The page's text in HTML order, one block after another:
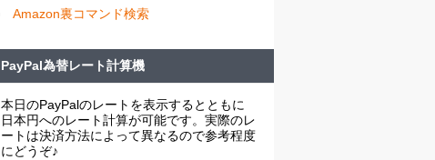
Amazon裏コマンド検索
PayPal為替レート計算機
本日のPayPalのレートを表示するとともに
日本円へのレート計算が可能です。実際のレ
ートは決済方法によって異なるので参考程度
にどうぞ♪